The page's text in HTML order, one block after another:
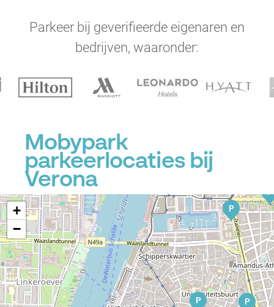
Parkeer bij geverifieerde eigenaren en
bedrijven, waaronder:
Mobypark
parkeerlocaties bij
Verona
P P
P
+
−